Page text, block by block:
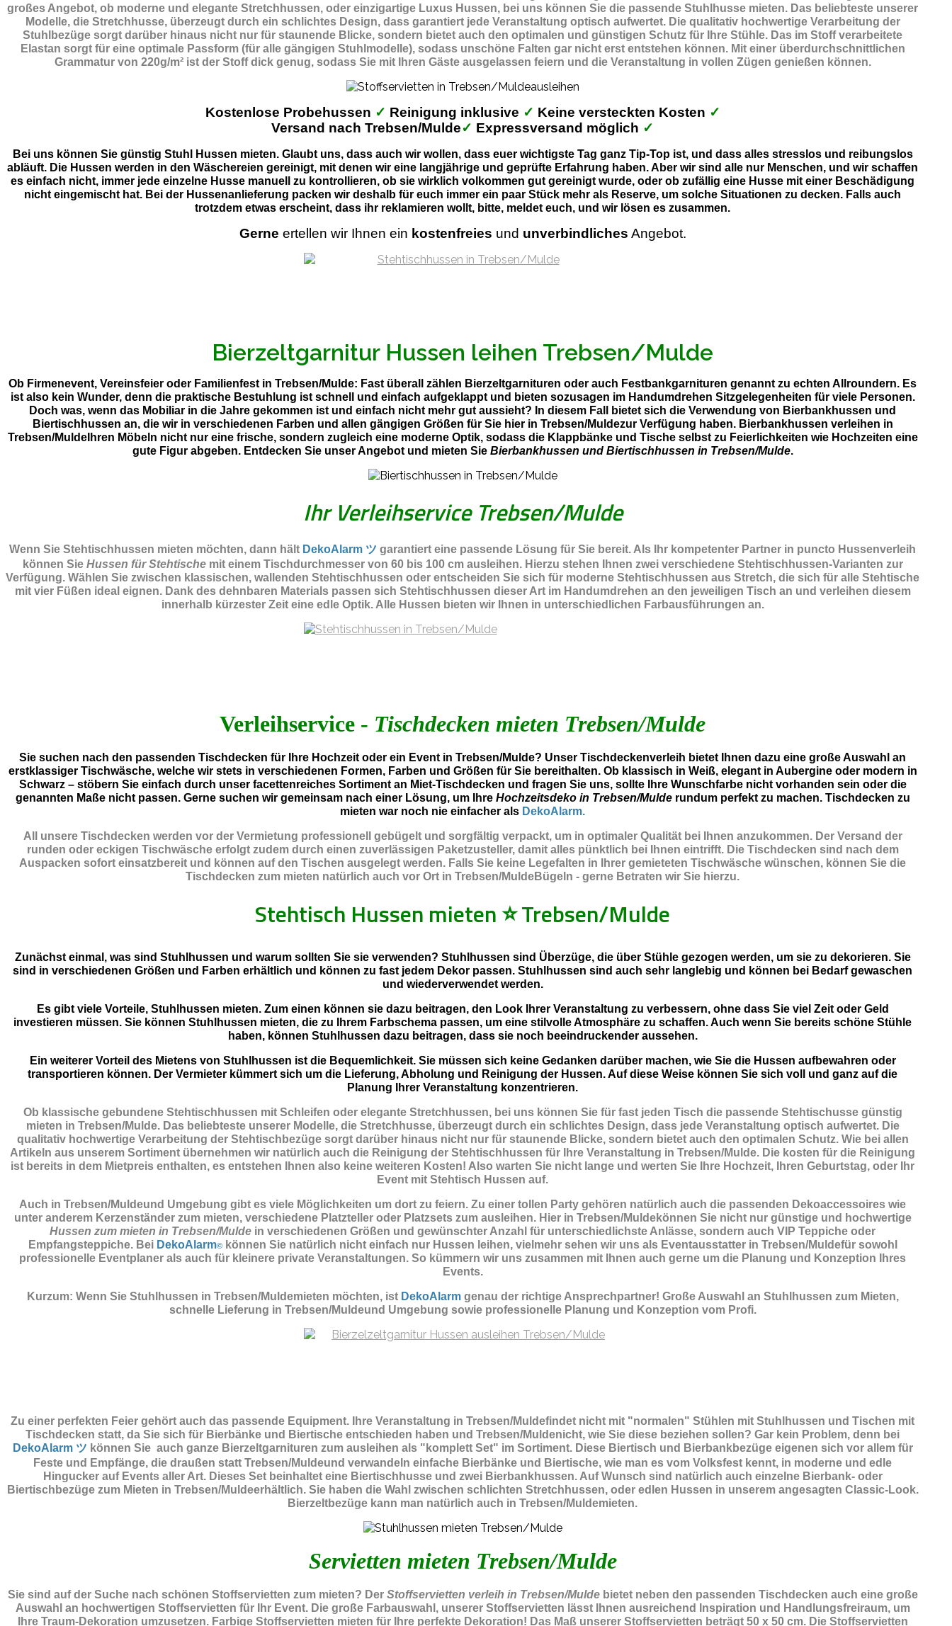
großes Angebot, ob moderne und elegante Stretchhussen, oder einzigartige Luxus Hussen, bei uns können Sie die passende Stuhlhusse mieten. Das beliebteste unserer
Modelle, die Stretchhusse, überzeugt durch ein schlichtes Design, dass garantiert jede Veranstaltung optisch aufwertet. Die qualitativ hochwertige Verarbeitung der
Stuhlbezüge sorgt darüber hinaus nicht nur für staunende Blicke, sondern bietet auch den optimalen und günstigen Schutz für Ihre Stühle. Das im Stoff verarbeitete
Elastan sorgt für eine optimale Passform (für alle gängigen Stuhlmodelle), sodass unschöne Falten gar nicht erst entstehen können. Mit einer überdurchschnittlichen
Grammatur von 220g/m² ist der Stoff dick genug, sodass Sie mit Ihren Gäste ausgelassen feiern und die Veranstaltung in vollen Zügen genießen können.
Kostenlose Probehussen ✓ Reinigung inklusive ✓ Keine versteckten Kosten ✓
Versand nach Trebsen/Mulde✓ Expressversand möglich ✓
Bei uns können Sie günstig Stuhl Hussen mieten. Glaubt uns, dass auch wir wollen, dass euer wichtigste Tag ganz Tip-Top ist, und dass alles stresslos und reibungslos
abläuft. Die Hussen werden in den Wäschereien gereinigt, mit denen wir eine langjährige und geprüfte Erfahrung haben. Aber wir sind alle nur Menschen, und wir schaffen
es einfach nicht, immer jede einzelne Husse manuell zu kontrollieren, ob sie wirklich volkommen gut gereinigt wurde, oder ob zufällig eine Husse mit einer Beschädigung
nicht eingemischt hat. Bei der Hussenanlieferung packen wir deshalb für euch immer ein paar Stück mehr als Reserve, um solche Situationen zu decken. Falls auch
trotzdem etwas erscheint, dass ihr reklamieren wollt, bitte, meldet euch, und wir lösen es zusammen.
Gerne ertellen wir Ihnen ein kostenfreies und unverbindliches Angebot.
Bierzeltgarnitur Hussen leihen Trebsen/Mulde
Ob Firmenevent, Vereinsfeier oder Familienfest in Trebsen/Mulde: Fast überall zählen Bierzeltgarnituren oder auch Festbankgarnituren genannt zu echten Allroundern. Es
ist also kein Wunder, denn die praktische Bestuhlung ist schnell und einfach aufgeklappt und bieten sozusagen im Handumdrehen Sitzgelegenheiten für viele Personen.
Doch was, wenn das Mobiliar in die Jahre gekommen ist und einfach nicht mehr gut aussieht? In diesem Fall bietet sich die Verwendung von Bierbankhussen und
Biertischhussen an, die wir in verschiedenen Farben und allen gängigen Größen für Sie hier in Trebsen/Muldezur Verfügung haben. Bierbankhussen verleihen in
Trebsen/MuldeIhren Möbeln nicht nur eine frische, sondern zugleich eine moderne Optik, sodass die Klappbänke und Tische selbst zu Feierlichkeiten wie Hochzeiten eine
gute Figur abgeben. Entdecken Sie unser Angebot und mieten Sie Bierbankhussen und Biertischhussen in Trebsen/Mulde.
Ihr Verleihservice Trebsen/Mulde
Wenn Sie Stehtischhussen mieten möchten, dann hält DekoAlarm ツ garantiert eine passende Lösung für Sie bereit. Als Ihr kompetenter Partner in puncto Hussenverleih
können Sie Hussen für Stehtischemit einem Tischdurchmesser von 60 bis 100 cm ausleihen. Hierzu stehen Ihnen zwei verschiedene Stehtischhussen-Varianten zur
Verfügung. Wählen Sie zwischen klassischen, wallenden Stehtischhussen oder entscheiden Sie sich für moderne Stehtischhussen aus Stretch, die sich für alle Stehtische
mit vier Füßen ideal eignen. Dank des dehnbaren Materials passen sich Stehtischhussen dieser Art im Handumdrehen an den jeweiligen Tisch an und verleihen diesem
innerhalb kürzester Zeit eine edle Optik. Alle Hussen bieten wir Ihnen in unterschiedlichen Farbausführungen an.
Verleihservice - Tischdecken mieten Trebsen/Mulde
Sie suchen nach den passenden Tischdecken für Ihre Hochzeit oder ein Event in Trebsen/Mulde? Unser Tischdeckenverleih bietet Ihnen dazu eine große Auswahl an
erstklassiger Tischwäsche, welche wir stets in verschiedenen Formen, Farben und Größen für Sie bereithalten. Ob klassisch in Weiß, elegant in Aubergine oder modern in
Schwarz – stöbern Sie einfach durch unser facettenreiches Sortiment an Miet-Tischdecken und fragen Sie uns, sollte Ihre Wunschfarbe nicht vorhanden sein oder die
genannten Maße nicht passen. Gerne suchen wir gemeinsam nach einer Lösung, um Ihre Hochzeitsdeko in Trebsen/Mulderundum perfekt zu machen. Tischdecken zu
mieten war noch nie einfacher als DekoAlarm.
All unsere Tischdecken werden vor der Vermietung professionell gebügelt und sorgfältig verpackt, um in optimaler Qualität bei Ihnen anzukommen. Der Versand der
runden oder eckigen Tischwäsche erfolgt zudem durch einen zuverlässigen Paketzusteller, damit alles pünktlich bei Ihnen eintrifft. Die Tischdecken sind nach dem
Auspacken sofort einsatzbereit und können auf den Tischen ausgelegt werden. Falls Sie keine Legefalten in Ihrer gemieteten Tischwäsche wünschen, können Sie die
Tischdecken zum mieten natürlich auch vor Ort in Trebsen/MuldeBügeln - gerne Betraten wir Sie hierzu.
Stehtisch Hussen mieten⭐Trebsen/Mulde
Zunächst einmal, was sind Stuhlhussen und warum sollten Sie sie verwenden? Stuhlhussen sind Überzüge, die über Stühle gezogen werden, um sie zu dekorieren. Sie
sind in verschiedenen Größen und Farben erhältlich und können zu fast jedem Dekor passen. Stuhlhussen sind auch sehr langlebig und können bei Bedarf gewaschen
und wiederverwendet werden.
Es gibt viele Vorteile, Stuhlhussen mieten. Zum einen können sie dazu beitragen, den Look Ihrer Veranstaltung zu verbessern, ohne dass Sie viel Zeit oder Geld
investieren müssen. Sie können Stuhlhussen mieten, die zu Ihrem Farbschema passen, um eine stilvolle Atmosphäre zu schaffen. Auch wenn Sie bereits schöne Stühle
haben, können Stuhlhussen dazu beitragen, dass sie noch beeindruckender aussehen.
Ein weiterer Vorteil des Mietens von Stuhlhussen ist die Bequemlichkeit. Sie müssen sich keine Gedanken darüber machen, wie Sie die Hussen aufbewahren oder
transportieren können. Der Vermieter kümmert sich um die Lieferung, Abholung und Reinigung der Hussen. Auf diese Weise können Sie sich voll und ganz auf die
Planung Ihrer Veranstaltung konzentrieren.
Ob klassische gebundene Stehtischhussen mit Schleifen oder elegante Stretchhussen, bei uns können Sie für fast jeden Tisch die passende Stehtischusse günstig
mieten in Trebsen/Mulde. Das beliebteste unserer Modelle, die Stretchhusse, überzeugt durch ein schlichtes Design, dass jede Veranstaltung optisch aufwertet. Die
qualitativ hochwertige Verarbeitung der Stehtischbezüge sorgt darüber hinaus nicht nur für staunende Blicke, sondern bietet auch den optimalen Schutz. Wie bei allen
Artikeln aus unserem Sortiment übernehmen wir natürlich auch die Reinigung der Stehtischhussen für Ihre Veranstaltung in Trebsen/Mulde. Die kosten für die Reinigung
ist bereits in dem Mietpreis enthalten, es entstehen Ihnen also keine weiteren Kosten! Also warten Sie nicht lange und werten Sie Ihre Hochzeit, Ihren Geburtstag, oder Ihr
Event mit Stehtisch Hussen auf.
Auch in Trebsen/Muldeund Umgebung gibt es viele Möglichkeiten um dort zu feiern. Zu einer tollen Party gehören natürlich auch die passenden Dekoaccessoires wie
unter anderem Kerzenständer zum mieten, verschiedene Platzteller oder Platzsets zum ausleihen. Hier in Trebsen/Muldekönnen Sie nicht nur günstige und hochwertige
Hussen zum mieten in Trebsen/Mulde in verschiedenen Größen und gewünschter Anzahl für unterschiedlichste Anlässe, sondern auch VIP Teppiche oder
Empfangsteppiche. Bei DekoAlarm©
können Sie natürlich nicht einfach nur Hussen leihen, vielmehr sehen wir uns als Eventausstatter in Trebsen/Muldefür sowohl
professionelle Eventplaner als auch für kleinere private Veranstaltungen. So kümmern wir uns zusammen mit Ihnen auch gerne um die Planung und Konzeption Ihres
Events.
Kurzum: Wenn Sie Stuhlhussen in Trebsen/Muldemieten möchten, ist DekoAlarmgenau der richtige Ansprechpartner! Große Auswahl an Stuhlhussen zum Mieten,
schnelle Lieferung in Trebsen/Muldeund Umgebung sowie professionelle Planung und Konzeption vom Profi.
Zu einer perfekten Feier gehört auch das passende Equipment.
Ihre Veranstaltung in Trebsen/Muldefindet nicht mit "normalen" Stühlen mit Stuhlhussen und Tischen mit
Tischdecken statt, da Sie sich für Bierbänke und Biertische entschieden haben und Trebsen/Muldenicht, wie Sie diese beziehen sollen? Gar kein Problem, denn bei
DekoAlarm ツ können Sie auch ganze Bierzeltgarnituren zum ausleihen als "komplett Set" im Sortiment. Diese Biertisch und Bierbankbezüge eigenen sich vor allem für
Feste und Empfänge, die draußen statt Trebsen/Muldeund verwandeln einfache Bierbänke und Biertische, wie man es vom Volksfest kennt, in moderne und edle
Hingucker auf Events aller Art. Dieses Set beinhaltet eine Biertischhusse und zwei Bierbankhussen. Auf Wunsch sind natürlich auch einzelne Bierbank- oder
Biertischbezüge zum Mieten in Trebsen/Muldeerhältlich. Sie haben die Wahl zwischen schlichten Stretchhussen, oder edlen Hussen in unserem angesagten Classic-Look.
Bierzeltbezüge kann man natürlich auch in Trebsen/Muldemieten.
Servietten mieten Trebsen/Mulde
Sie sind auf der Suche nach schönen Stoffservietten zum mieten? Der Stoffservietten verleih in Trebsen/Muldebietet neben den passenden Tischdecken auch eine große
Auswahl an hochwertigen Stoffservietten für Ihr Event. Die große Farbauswahl, unserer Stoffservietten lässt Ihnen ausreichend Inspiration und Handlungsfreiraum, um
Ihre Traum-Dekoration umzusetzen. Farbige Stoffservietten mieten für Ihre perfekte Dekoration! Das Maß unserer Stoffservietten beträgt 50 x 50 cm. Die Stoffservietten